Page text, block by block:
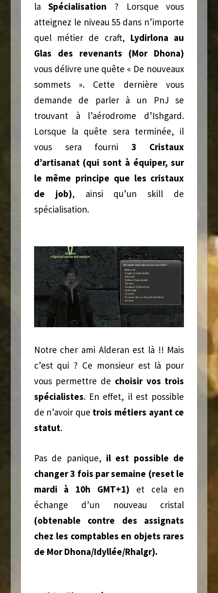
laSpécialisation ? Lorsque vous
atteignez le niveau 55 dans n’importe
quel métier de craft, Lydirlona au
Glas des revenants (Mor Dhona)
vous délivre une quête « De nouveaux
sommets ». Cette dernière vous
demande de parler à un PnJ se
trouvant à l’aérodrome d’Ishgard.
Lorsque la quête sera terminée, il
vous sera fourni3
Cristaux
d’artisanat (qui sont à équiper, sur
le même principe que les cristaux
de job), ainsi qu’un skill de
spécialisation.
Notre cher ami Alderan est là !! Mais
c’est qui ? Ce monsieur est là pour
vous permettre de choisir vos trois
spécialistes. En effet, il est possible
de n’avoir que trois métiers ayant ce
statut.
Pas de panique, il est possible de
changer 3 fois par semaine (reset le
mardi à 10h GMT+1) et cela en
échange d’un nouveau cristal
(obtenable contre des assignats
chez les comptables en objets rares
de Mor Dhona/Idyllée/Rhalgr).